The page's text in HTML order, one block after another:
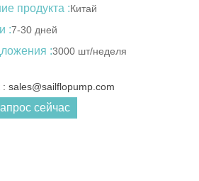
продукта :Китай
:7-30 дней
:3000 шт/неделя
sales@sailflopump.com
сейчас